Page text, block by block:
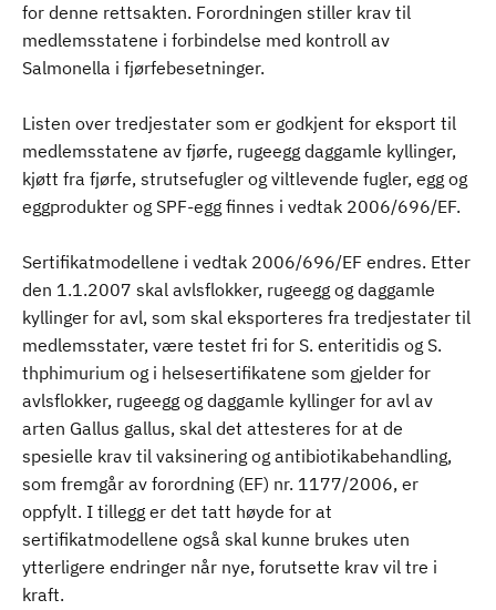
for denne rettsakten. Forordningen stiller krav til
medlemsstatene i forbindelse med kontroll av
Salmonella i fjørfebesetninger.
Listen over tredjestater som er godkjent for eksport til
medlemsstatene av fjørfe, rugeegg daggamle kyllinger,
kjøtt fra fjørfe, strutsefugler og viltlevende fugler, egg og
eggprodukter og SPF-egg finnes i vedtak 2006/696/EF.
Sertifikatmodellene i vedtak 2006/696/EF endres. Etter
den 1.1.2007 skal avlsflokker, rugeegg og daggamle
kyllinger for avl, som skal eksporteres fra tredjestater til
medlemsstater, være testet fri for S. enteritidis og S.
thphimurium og i helsesertifikatene som gjelder for
avlsflokker, rugeegg og daggamle kyllinger for avl av
arten Gallus gallus, skal det attesteres for at de
spesielle krav til vaksinering og antibiotikabehandling,
som fremgår av forordning (EF) nr. 1177/2006, er
oppfylt. I tillegg er det tatt høyde for at
sertifikatmodellene også skal kunne brukes uten
ytterligere endringer når nye, forutsette krav vil tre i
kraft.